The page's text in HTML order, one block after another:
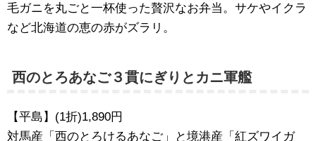
毛ガニを丸ごと一杯使った贅沢なお弁当。サケやイクラ
など北海道の恵の赤がズラリ。
西のとろあなご３貫にぎりとカニ軍艦
【平島】(1折)1,890円
対馬産「西のとろけるあなご」と境港産「紅ズワイガ